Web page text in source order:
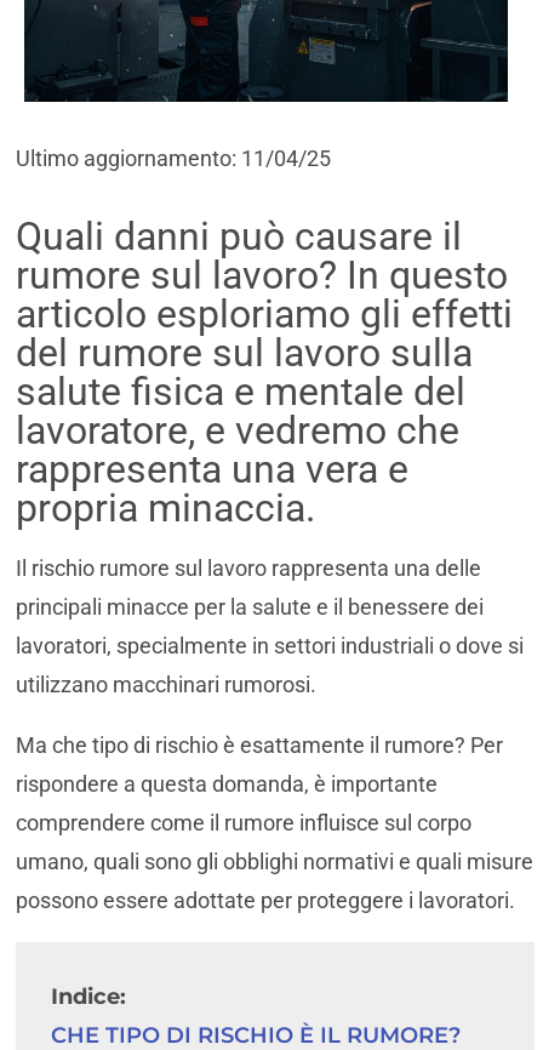
Ultimo aggiornamento: 11/04/25
Quali danni può causare il
rumore sul lavoro? In questo
articolo esploriamo gli effetti
del rumore sul lavoro sulla
salute fisica e mentale del
lavoratore, e vedremo che
rappresenta una vera e
propria minaccia.
Il rischio rumore sul lavoro rappresenta una delle
principali minacce per la salute e il benessere dei
lavoratori, specialmente in settori industriali o dove si
utilizzano macchinari rumorosi.
Ma che tipo di rischio è esattamente il rumore? Per
rispondere a questa domanda, è importante
comprendere come il rumore influisce sul corpo
umano, quali sono gli obblighi normativi e quali misure
possono essere adottate per proteggere i lavoratori.
Indice:
CHE TIPO DI RISCHIO È IL RUMORE?